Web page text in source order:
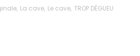
, La cave, Le cave, TROP DÉGUEU